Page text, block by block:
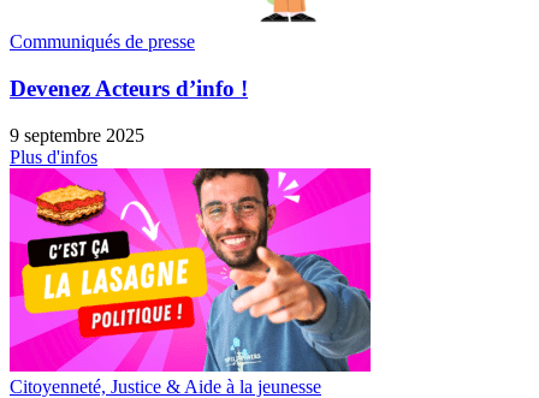
Communiqués de presse
Devenez Acteurs d’info !
9 septembre 2025
Plus d'infos
Citoyenneté, Justice & Aide à la jeunesse